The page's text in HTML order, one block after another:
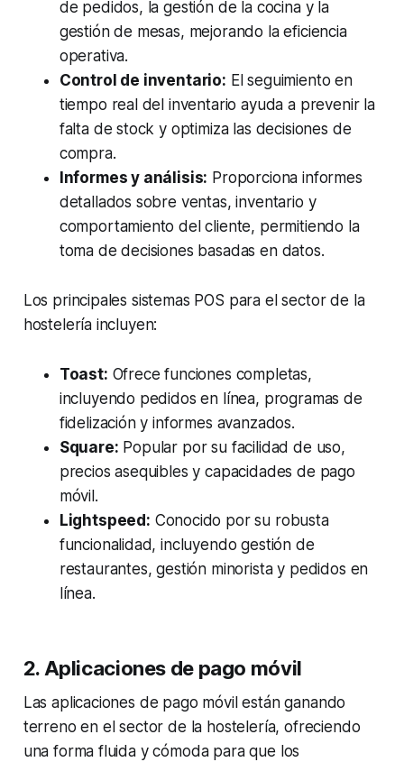
de pedidos, la gestión de la cocina y la
gestión de mesas, mejorando la eficiencia
operativa.
Control de inventario: El seguimiento en
tiempo real del inventario ayuda a prevenir la
falta de stock y optimiza las decisiones de
compra.
Informes y análisis: Proporciona informes
detallados sobre ventas, inventario y
comportamiento del cliente, permitiendo la
toma de decisiones basadas en datos.
Los principales sistemas POS para el sector de la
hostelería incluyen:
Toast: Ofrece funciones completas,
incluyendo pedidos en línea, programas de
fidelización y informes avanzados.
Square: Popular por su facilidad de uso,
precios asequibles y capacidades de pago
móvil.
Lightspeed: Conocido por su robusta
funcionalidad, incluyendo gestión de
restaurantes, gestión minorista y pedidos en
línea.
2. Aplicaciones de pago móvil
Las aplicaciones de pago móvil están ganando
terreno en el sector de la hostelería, ofreciendo
una forma fluida y cómoda para que los